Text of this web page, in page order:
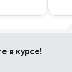
в курсе!